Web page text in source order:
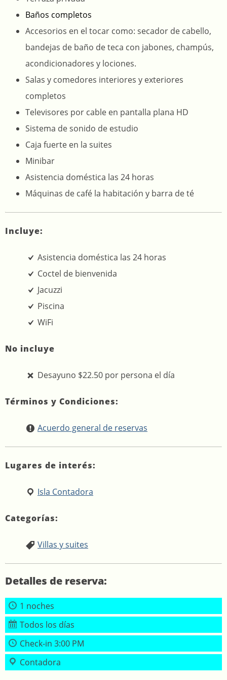
Baños completos
Accesorios en el tocar como: secador de cabello,
bandejas de baño de teca con jabones, champús,
acondicionadores y lociones.
Salas y comedores interiores y exteriores
completos
Televisores por cable en pantalla plana HD
Sistema de sonido de estudio
Caja fuerte en la suites
Minibar
Asistencia doméstica las 24 horas
Máquinas de café la habitación y barra de té
Incluye:
Asistencia doméstica las 24 horas
Coctel de bienvenida
Jacuzzi
Piscina
WiFi
No incluye
Desayuno $22.50 por persona el día
Términos y Condiciones:
Acuerdo general de reservas
Lugares de interés:
Isla Contadora
Categorías:
Villas y suites
Detalles de reserva:
1 noches
Todos los días
Check-in 3:00 PM
Contadora